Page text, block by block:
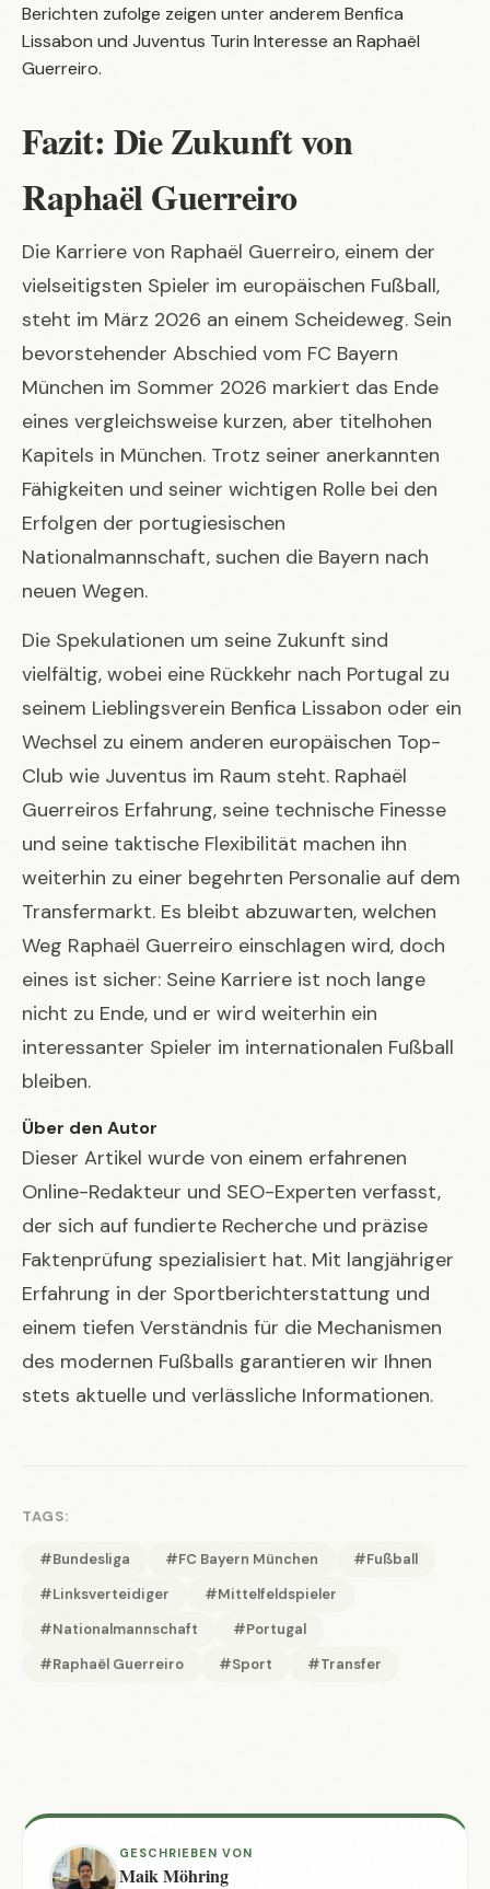
Berichten zufolge zeigen unter anderem Benfica
Lissabon und Juventus Turin Interesse an Raphaël
Guerreiro.
Fazit: Die Zukunft von
Raphaël Guerreiro
Die Karriere von Raphaël Guerreiro, einem der
vielseitigsten Spieler im europäischen Fußball,
steht im März 2026 an einem Scheideweg. Sein
bevorstehender Abschied vom FC Bayern
München im Sommer 2026 markiert das Ende
eines vergleichsweise kurzen, aber titelhohen
Kapitels in München. Trotz seiner anerkannten
Fähigkeiten und seiner wichtigen Rolle bei den
Erfolgen der portugiesischen
Nationalmannschaft, suchen die Bayern nach
neuen Wegen.
Die Spekulationen um seine Zukunft sind
vielfältig, wobei eine Rückkehr nach Portugal zu
seinem Lieblingsverein Benfica Lissabon oder ein
Wechsel zu einem anderen europäischen Top-
Club wie Juventus im Raum steht. Raphaël
Guerreiros Erfahrung, seine technische Finesse
und seine taktische Flexibilität machen ihn
weiterhin zu einer begehrten Personalie auf dem
Transfermarkt. Es bleibt abzuwarten, welchen
Weg Raphaël Guerreiro einschlagen wird, doch
eines ist sicher: Seine Karriere ist noch lange
nicht zu Ende, und er wird weiterhin ein
interessanter Spieler im internationalen Fußball
bleiben.
Über den Autor
Dieser Artikel wurde von einem erfahrenen
Online-Redakteur und SEO-Experten verfasst,
der sich auf fundierte Recherche und präzise
Faktenprüfung spezialisiert hat. Mit langjähriger
Erfahrung in der Sportberichterstattung und
einem tiefen Verständnis für die Mechanismen
des modernen Fußballs garantieren wir Ihnen
stets aktuelle und verlässliche Informationen.
TAGS:
#Bundesliga #FC Bayern München
#Fußball
#Linksverteidiger
#Mittelfeldspieler
#Nationalmannschaft
#Portugal
#Raphaël Guerreiro
#Sport #Transfer
GESCHRIEBEN VON
Maik Möhring